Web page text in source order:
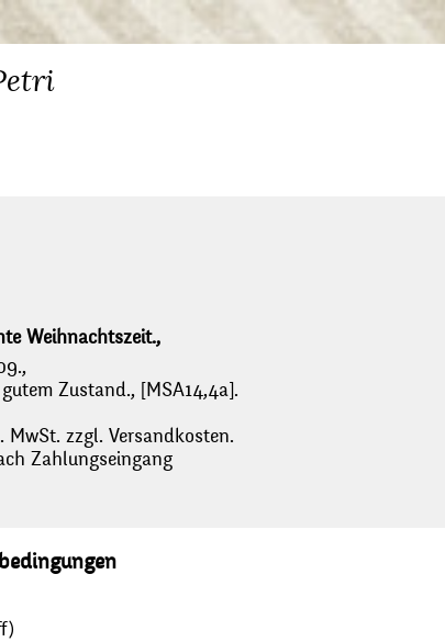
Weihnachtszeit.,
Zustand., [MSA14,4a].
MwSt. zzgl. Versandkosten.
Zahlungseingang